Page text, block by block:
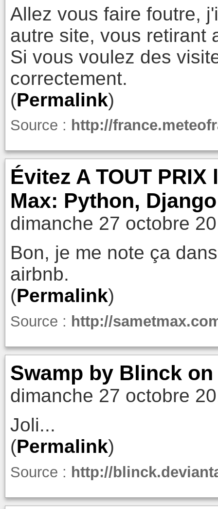
Allez vous faire foutre,
autre site, vous retirant
Si vous voulez des
correctement.
(Permalink)
Source : http://
Évitez A TOUT
Max: Python,
dimanche 27 octobre
Bon, je me note ça
airbnb.
(Permalink)
Source : http://
Swamp by Blinck
dimanche 27 octobre
Joli...
(Permalink)
Source : http://